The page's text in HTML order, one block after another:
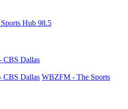
Hub 98.5
CBS Dallas
CBS Dallas WBZFM - The Sports